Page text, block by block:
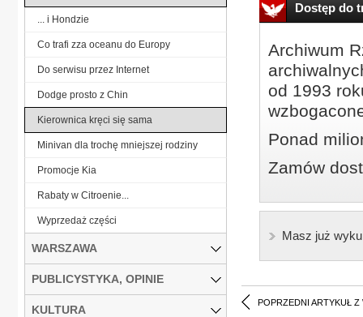
Dostęp do
Archiwum
od 1993
Ponad
Zamów
Masz już
POPRZEDNI ARTYKUŁ Z
... i Hondzie
Co trafi zza oceanu do Europy
Do serwisu przez Internet
Dodge prosto z Chin
Kierownica kręci się sama
Minivan dla trochę mniejszej rodziny
Promocje Kia
Rabaty w Citroenie...
Wyprzedaż części
WARSZAWA
PUBLICYSTYKA, OPINIE
KULTURA